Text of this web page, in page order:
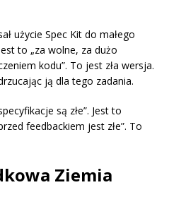
użycie Spec Kit do małego
to „za wolne, za dużo
kodu”. To jest zła wersja.
ją dla tego zadania.
są złe”. Jest to
feedbackiem jest złe”. To
Ziemia